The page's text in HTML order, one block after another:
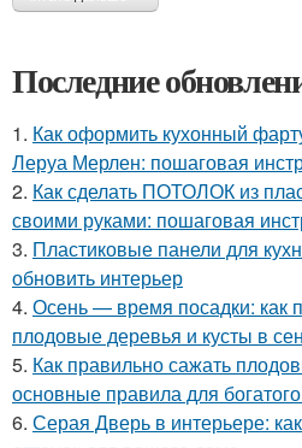
Последние
1. Как оформить кухонный
Леруа Мерлен: пошаговая
2. Как сделать ПОТОЛОК из
своими руками: пошаговая
3. Пластиковые панели для
обновить интерьер
4. Осень — время посадки: как
плодовые деревья и кусты в
5. Как правильно сажать
основные правила для
6. Серая Дверь в интерьере: